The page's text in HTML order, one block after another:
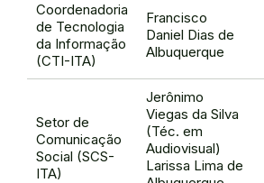
Coordenadoria
de Tecnologia
da Informação
(CTI-ITA)
Francisco
Daniel Dias de
Albuquerque
Setor de
Comunicação
Social (SCS-
ITA)
Jerônimo
Viegas da Silva
(Téc. em
Audiovisual)
Larissa Lima de